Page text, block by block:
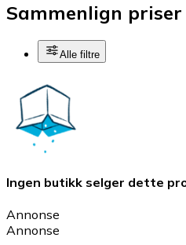
Sammenlign
Alle filtre
Ingen butikk selger dette
Annonse
Annonse